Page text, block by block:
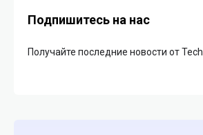
Подпишитесь на нас
Получайте последние новости от